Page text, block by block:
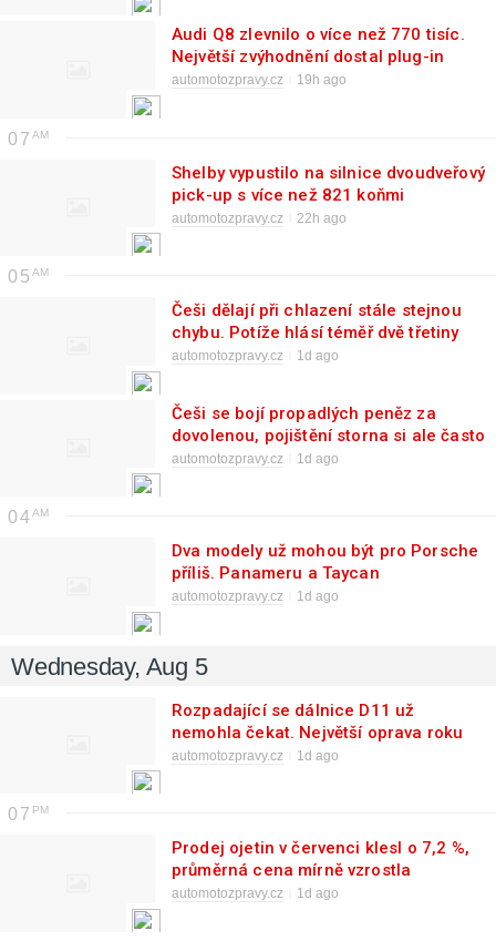
Audi Q8 zlevnilo o více než 770 tisíc.
Největší zvýhodnění dostal plug-in
hybrid
automotozpravy.cz 19h ago
07
Shelby vypustilo na silnice dvoudveřový
pick-up s více než 821 koňmi
automotozpravy.cz 22h ago
05
Češi dělají při chlazení stále stejnou
chybu. Potíže hlásí téměř dvě třetiny
automotozpravy.cz 1d ago
Češi se bojí propadlých peněz za
dovolenou, pojištění storna si ale často
nesjednávají
automotozpravy.cz 1d ago
04
Dva modely už mohou být pro Porsche
příliš. Panameru a Taycan
pravděpodobně čeká společná
automotozpravy.cz 1d ago
Wednesday, Aug 5
Rozpadající se dálnice D11 už
nemohla čekat. Největší oprava roku
začala dnes a potrvá až do konce
automotozpravy.cz 1d ago
07
Prodej ojetin v červenci klesl o 7,2 %,
průměrná cena mírně vzrostla
automotozpravy.cz 1d ago